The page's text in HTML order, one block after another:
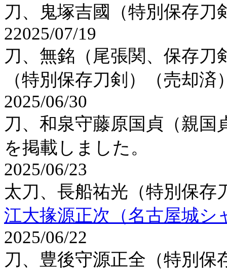
刀、鬼塚吉國（特別保存
22025/07/19
刀、無銘（尾張関、保存刀
（特別保存刀剣）（売却
2025/06/30
刀、和泉守藤原国貞（親国
を掲載しました。
2025/06/23
太刀、長船祐光（特別保存
江大掾源正次（名古屋城シ
2025/06/22
刀、豊後守源正全（特別